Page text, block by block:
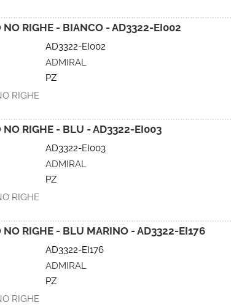
NO RIGHE - BIANCO - AD3322-EI002
AD3322-EI002
ADMIRAL
PZ
RIGHE
NO RIGHE - BLU - AD3322-EI003
AD3322-EI003
ADMIRAL
PZ
RIGHE
NO RIGHE - BLU MARINO - AD3322-EI176
AD3322-EI176
ADMIRAL
PZ
RIGHE